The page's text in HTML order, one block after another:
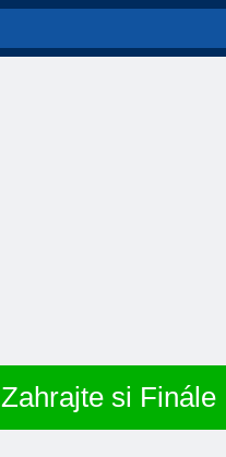
Zahrajte si Finále